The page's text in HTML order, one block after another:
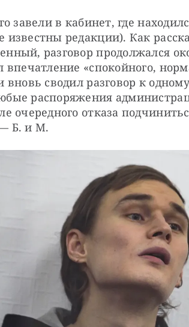
завели в кабинет, где
редакции). Как
разговор продолжался
впечатление «спокойного,
вновь сводил разговор к
распоряжения
очередного отказа
Б. и М.